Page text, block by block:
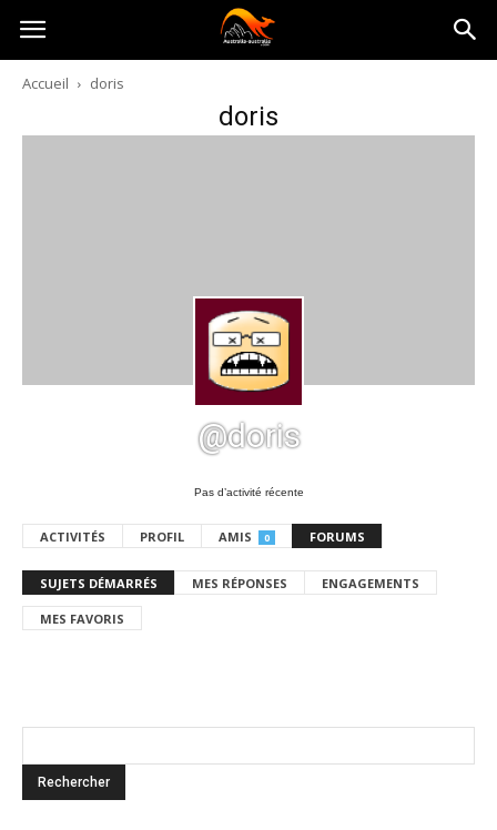
Australia-
australie.com
Accueil doris
doris
@doris
Pas d’activité récente
ACTIVITÉS PROFIL AMIS 0 FORUMS
SUJETS DÉMARRÉS MES RÉPONSES ENGAGEMENTS
MES FAVORIS